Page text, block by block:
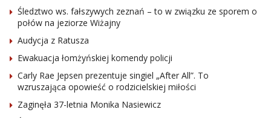
Śledztwo ws. fałszywych zeznań – to w związku ze sporem o
połów na jeziorze Wiżajny
Audycja z Ratusza
Ewakuacja łomżyńskiej komendy policji
Carly Rae Jepsen prezentuje singiel „After All”. To
wzruszająca opowieść o rodzicielskiej miłości
Zaginęła 37-letnia Monika Nasiewicz